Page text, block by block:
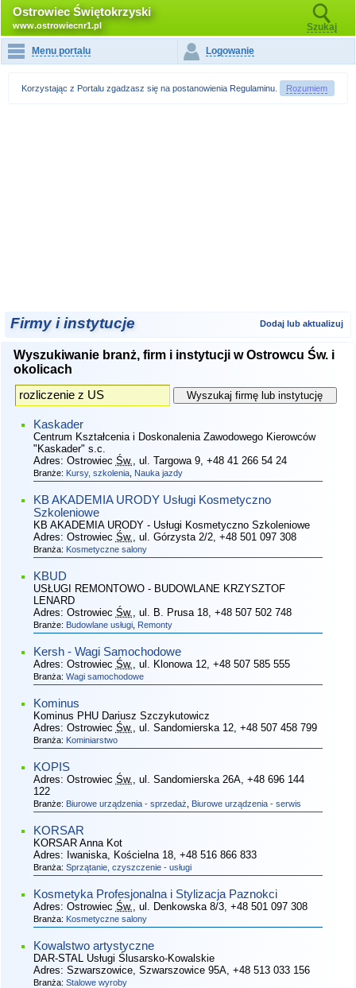
Ostrowiec Świętokrzyski
www.ostrowiecnr1.pl Szukaj
Menu portalu Logowanie
Korzystając z Portalu zgadzasz się na postanowienia Regulaminu Rozumiem
Firmy i instytucje Dodaj lub aktualizuj
Wyszukiwanie branż, firm i instytucji w Ostrowcu Św. i
okolicach
Kaskader
Centrum Kształcenia i Doskonalenia Zawodowego Kierowców
"Kaskader" s.c.
Adres: Ostrowiec Św. , ul. Targowa 9, +48 41 266 54 24
Branże: Kursy, szkolenia, Nauka jazdy
KB AKADEMIA URODY Usługi Kosmetyczno
Szkoleniowe
KB AKADEMIA URODY - Usługi Kosmetyczno Szkoleniowe
Adres: Ostrowiec Św. , ul. Górzysta 2/2, +48 501 097 308
Branża: Kosmetyczne salony
KBUD
USŁUGI REMONTOWO - BUDOWLANE KRZYSZTOF
LENARD
Adres: Ostrowiec Św. , ul. B. Prusa 18, +48 507 502 748
Branże: Budowlane usługi, Remonty
Kersh - Wagi Samochodowe
Adres: Ostrowiec Św. , ul. Klonowa 12, +48 507 585 555
Branża: Wagi samochodowe
Kominus
Kominus PHU Dariusz Szczykutowicz
Adres: Ostrowiec Św. , ul. Sandomierska 12, +48 507 458 799
Branża: Kominiarstwo
KOPIS
Adres: Ostrowiec Św. , ul. Sandomierska 26A, +48 696 144
122
Branże: Biurowe urządzenia - sprzedaż Biurowe urządzenia - serwis
KORSAR
KORSAR Anna Kot
Adres: Iwaniska, Kościelna 18, +48 516 866 833
Branża: Sprzątanie, czyszczenie - usługi
Kosmetyka Profesjonalna i Stylizacja Paznokci
Adres: Ostrowiec Św. , ul. Denkowska 8/3, +48 501 097 308
Branża: Kosmetyczne salony
Kowalstwo artystyczne
DAR-STAL Usługi Ślusarsko-Kowalskie
Adres: Szwarszowice, Szwarszowice 95A, +48 513 033 156
Branża: Stalowe wyroby